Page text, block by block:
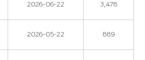
2026-06-22 3,478
2026-05-22 889